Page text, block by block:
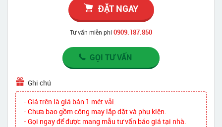
ĐẶT NGAY
Tư vấn miễn phí0909.187.850
GỌI TƯ VẤN
Ghi chú
- Giá trên là giá bán 1 mét vải.
- Chưa bao gồm công may lắp đặt và phụ kiện.
- Gọi ngay để được mang mẫu tư vấn báo giá tại nhà.